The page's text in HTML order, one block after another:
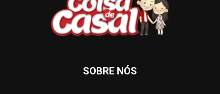
SOBRE NÓS